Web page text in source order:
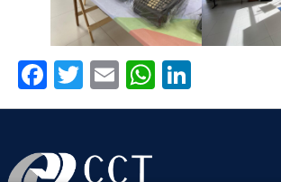
Facebook
Twitter
EmailWhatsApp